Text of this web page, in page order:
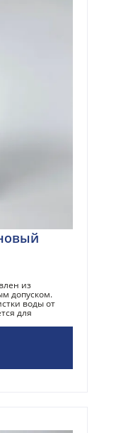
из
допуском.
воды от
для